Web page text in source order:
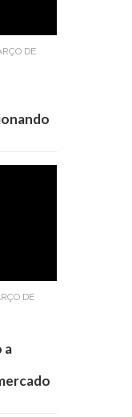
DE
DE
a